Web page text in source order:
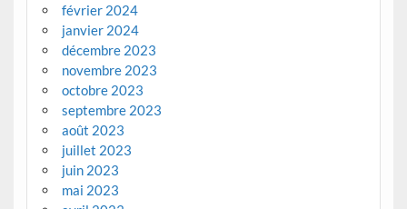
février 2024
janvier 2024
décembre 2023
novembre 2023
octobre 2023
septembre 2023
août 2023
juillet 2023
juin 2023
mai 2023